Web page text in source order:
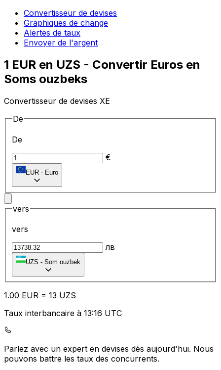
Convertisseur de devises
Graphiques de change
Alertes de taux
Envoyer de l'argent
1 EUR en UZS - Convertir Euros en
Soms ouzbeks
Convertisseur de devises XE
De
De
€
EUR - Euro
vers
vers
лв
UZS - Som ouzbek
1.00 EUR = 13 UZS
Taux interbancaire à 13:16 UTC
Parlez avec un expert en devises dès aujourd'hui. Nous
pouvons battre les taux des concurrents.